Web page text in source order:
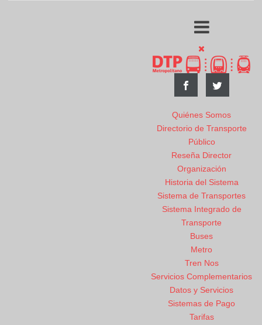
Quiénes Somos
Directorio de Transporte
Público
Reseña Director
Organización
Historia del Sistema
Sistema de Transportes
Sistema Integrado de
Transporte
Buses
Metro
Tren Nos
Servicios Complementarios
Datos y Servicios
Sistemas de Pago
Tarifas